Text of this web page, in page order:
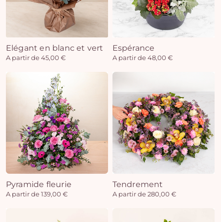
Elégant en blanc et vert
A partir de 45,00 €
Espérance
A partir de 48,00 €
Pyramide fleurie
A partir de 139,00 €
Tendrement
A partir de 280,00 €